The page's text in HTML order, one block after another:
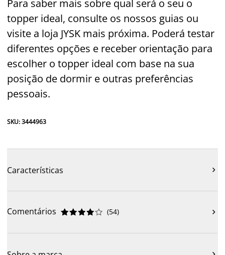
Para saber mais sobre qual será o seu o
topper ideal, consulte os nossos guias ou
visite a loja JYSK mais próxima. Poderá testar
diferentes opções e receber orientação para
escolher o topper ideal com base na sua
posição de dormir e outras preferências
pessoais.
SKU: 3444963
Características 
Comentários 




 (54) 